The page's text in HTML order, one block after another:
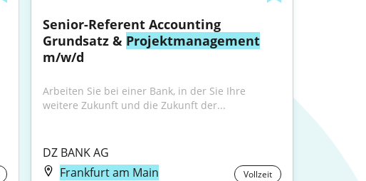
Senior-Referent Accounting
Grundsatz & Projektmanagement
m/w/d
Arbeiten Sie bei einer Bank, in der Sie Ihre
weitere Zukunft und die Zukunft der...
DZ BANK AG
Frankfurt am Main
Vollzeit